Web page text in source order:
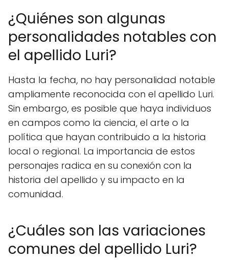
¿Quiénes son algunas
personalidades notables con
el apellido Luri?
Hasta la fecha, no hay personalidad notable
ampliamente reconocida con el apellido Luri.
Sin embargo, es posible que haya individuos
en campos como la ciencia, el arte o la
política que hayan contribuido a la historia
local o regional. La importancia de estos
personajes radica en su conexión con la
historia del apellido y su impacto en la
comunidad.
¿Cuáles son las variaciones
comunes del apellido Luri?